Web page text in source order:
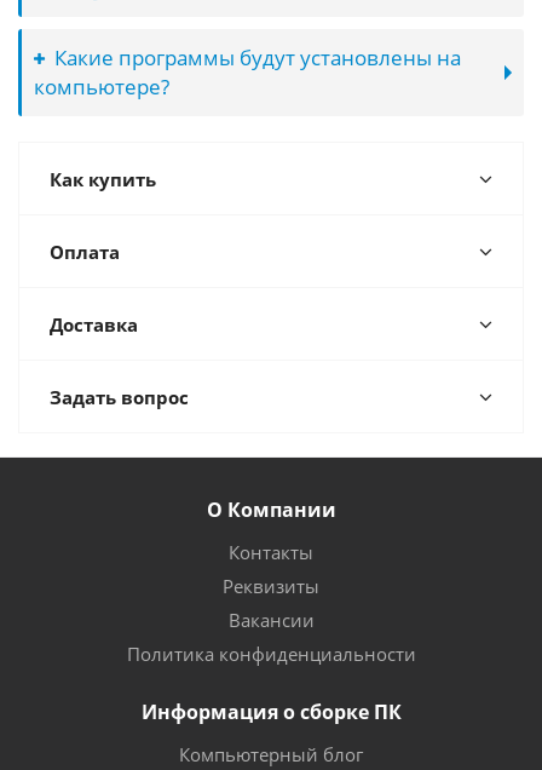
Какие программы будут установлены на
компьютере?
Как купить
Оплата
Доставка
Задать вопрос
О Компании
Контакты
Реквизиты
Вакансии
Политика конфиденциальности
Информация о сборке ПК
Компьютерный блог